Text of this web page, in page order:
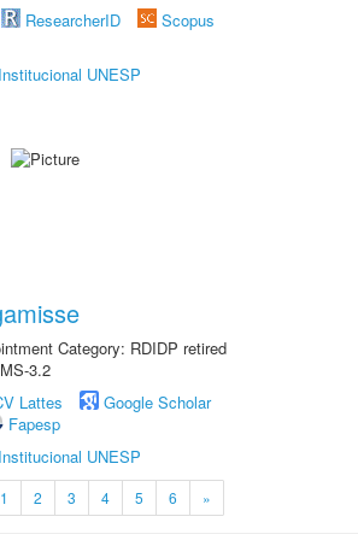
ResearcherID
Scopus
UNESP
Category: RDIDP retired
3.2
Lattes
Google Scholar
Fapesp
UNESP
1 2 3 4 5 6 »